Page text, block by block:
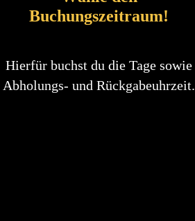
Buchungszeitraum!
Hierfür buchst du die Tage sowie
Abholungs- und Rückgabeuhrzeit.